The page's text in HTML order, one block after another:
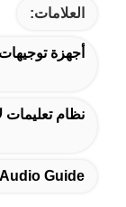
العلامات:
أجهزة
نظام تعليمات
Guide